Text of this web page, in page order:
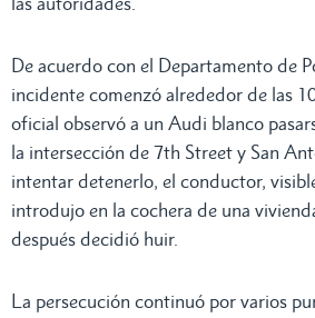
De acuerdo con el Departamento de
incidente comenzó alrededor de las
oficial observó a un Audi blanco
la intersección de 7th Street y San
intentar detenerlo, el conductor,
introdujo en la cochera de una
después decidió huir.
La persecución continuó por varios